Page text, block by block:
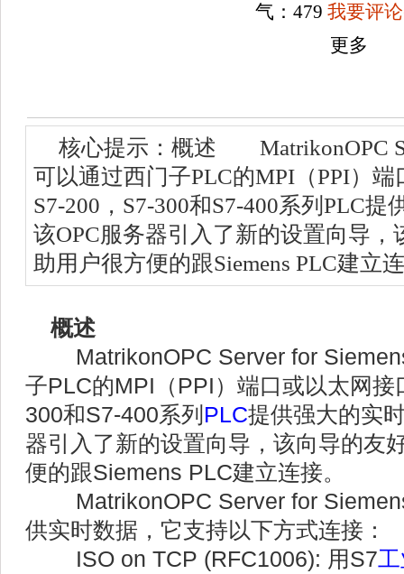
气： 479 我要评
更多
核心提示：概述 MatrikonOPC
可以通过西门子PLC的MPI（PPI）
S7-200，S7-300和S7-400系列PLC
该OPC服务器引入了新的设置向导
助用户很方便的跟Siemens PLC建
概述
MatrikonOPC Server for
子PLC的MPI（PPI）端口或以太网接
300和S7-400系列 PLC提供强大的实
器引入了新的设置向导，该向导的友
便的跟Siemens PLC建立连接。
MatrikonOPC Server for
供实时数据，它支持以下方式连接：
ISO on TCP (RFC1006): 用S7